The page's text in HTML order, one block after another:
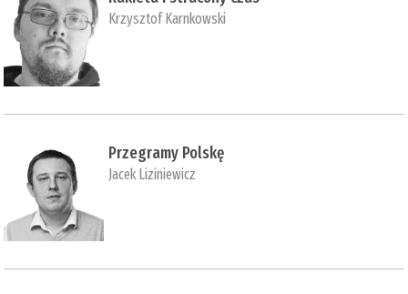
Krzysztof Karnkowski
Przegramy Polskę
Jacek Liziniewicz